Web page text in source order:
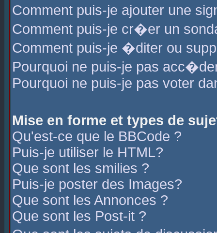
Comment puis-je ajouter une
Comment puis-je cr�er un
Comment puis-je �diter ou
Pourquoi ne puis-je pas
Pourquoi ne puis-je pas voter
Mise en forme et types de
Qu'est-ce que le BBCode ?
Puis-je utiliser le HTML?
Que sont les smilies ?
Puis-je poster des Images?
Que sont les Annonces ?
Que sont les Post-it ?